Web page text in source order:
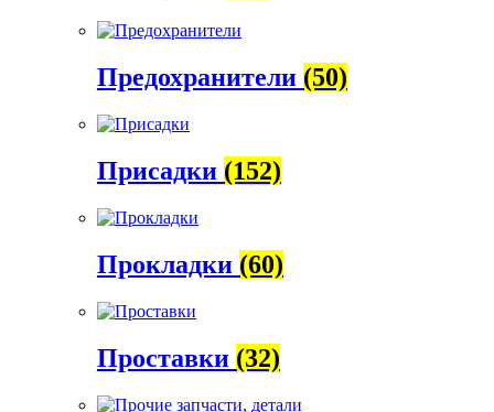
Предохранители (50)
Присадки (152)
Прокладки (60)
Проставки (32)